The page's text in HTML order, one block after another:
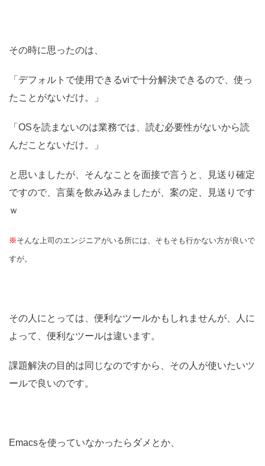
その時に思ったのは、
「デフォルトで使用できるviで十分解決できるので、使っ
たことがないだけ。」
「OSを読まないのは業務では、読む必要性がないから読
んだことないだけ。」
と思いましたが、そんなことを面接で言うと、見送り確定
ですので、言葉を飲み込みましたが、案の定、見送りです
ｗ
※そんな上司のエンジニアがいる所には、そもそも行かない方が良いで
すが。
その人にとっては、便利なツールかもしれませんが、人に
よって、便利なツールは違います。
課題解決の目的は同じなのですから、その人が使いたいツ
ールで良いのです。
Emacsを使っていなかったらダメとか、